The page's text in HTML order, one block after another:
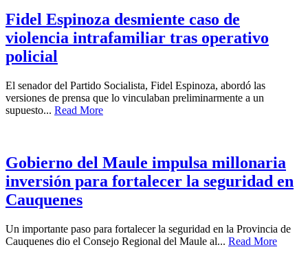
Fidel Espinoza desmiente caso de
violencia intrafamiliar tras operativo
policial
El senador del Partido Socialista, Fidel Espinoza, abordó las
versiones de prensa que lo vinculaban preliminarmente a un
supuesto... Read More
Gobierno del Maule impulsa millonaria
inversión para fortalecer la seguridad en
Cauquenes
Un importante paso para fortalecer la seguridad en la Provincia de
Cauquenes dio el Consejo Regional del Maule al... Read More